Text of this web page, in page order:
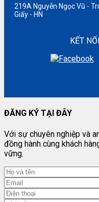
219A Nguyễn Ngọc Vũ -
Giấy - HN
KẾT
ĐĂNG KÝ TẠI ĐÂY
Với sự chuyên nghiệp và
đồng hành cùng khách
vững.